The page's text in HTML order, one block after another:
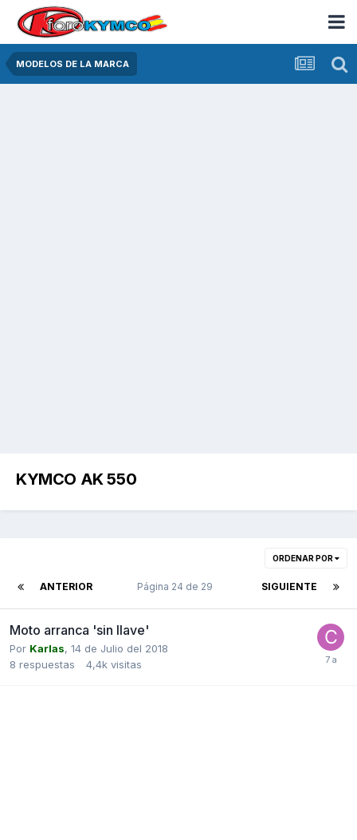
MODELOS DE LA MARCA
KYMCO AK 550
ORDENAR POR
ANTERIOR SIGUIENTE
Página 24 de 29
Moto arranca 'sin llave'
Por Karlas, 14 de Julio del 2018
8 respuestas 4,4k visitas